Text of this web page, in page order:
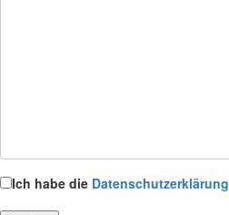
Ich habe die Datenschutzerklärung